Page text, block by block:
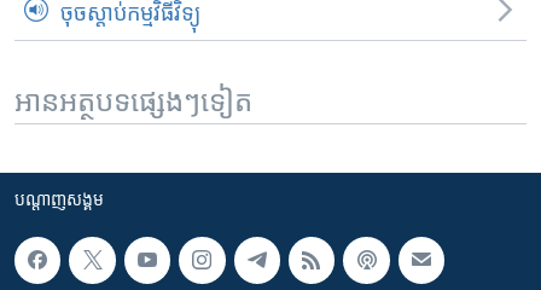
ចុចស្តាប់កម្មវិធីវិទ្យុ
អានអត្ថបទផ្សេងៗទៀត
បណ្តាញ​សង្គម